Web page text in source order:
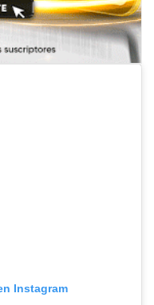
Instagram